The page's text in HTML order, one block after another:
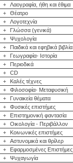
+
Λαογραφία, ήθη και έθιμα
+
Θέατρο
+
Λογοτεχνία
+
Γλώσσα (γενικά)
+
Ψυχολογία
+
Παιδικά και εφηβικά βιβλία
+
Γεωγραφία- Ιστορία
+
Περιοδικά
+
CD
+
Καλές τέχνες
+
Φιλοσοφία- Μεταφυσική
+
Γυναικεία θέματα
+
Φυσικές επιστήμες
+
Επιστημονική φαντασία
+
Οικολογία - Περιβάλλον
+
Κοινωνικές επιστήμες
+
Αστυνομικά και θρίλερ
+
Εφαρμοσμένες Επιστήμες
+
Ψυχαγωγία